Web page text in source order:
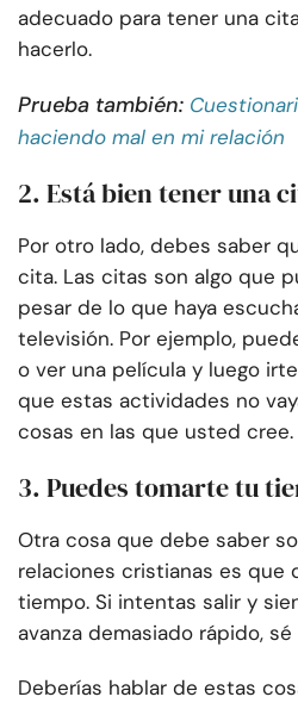
adecuado para tener una
hacerlo.
Prueba también:
haciendo mal en mi relación
2. Está bien tener una
Por otro lado, debes saber
cita. Las citas son algo que
pesar de lo que haya
televisión. Por ejemplo,
o ver una película y luego
que estas actividades no
cosas en las que usted cree.
3. Puedes tomarte tu
Otra cosa que debe saber
relaciones cristianas es que
tiempo. Si intentas salir y
avanza demasiado rápido,
Deberías hablar de estas